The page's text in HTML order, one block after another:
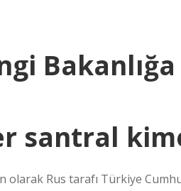
Bakanlığa
santral
Rus tarafı Türkiye